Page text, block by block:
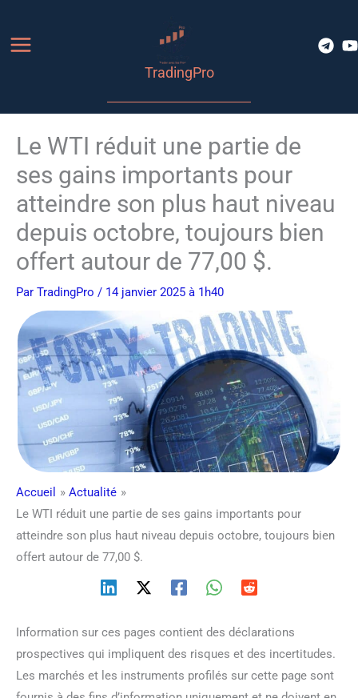
contenu
TradingPro
Le WTI réduit une partie de
ses gains importants pour
atteindre son plus haut niveau
depuis octobre, toujours bien
offert autour de 77,00 $.
Par TradingPro / 14 janvier 2025 à 1h40
Accueil
Actualité
Le WTI réduit une partie de ses gains importants pour
atteindre son plus haut niveau depuis octobre, toujours bien
offert autour de 77,00 $.
Information sur ces pages contient des déclarations
prospectives qui impliquent des risques et des incertitudes.
Les marchés et les instruments profilés sur cette page sont